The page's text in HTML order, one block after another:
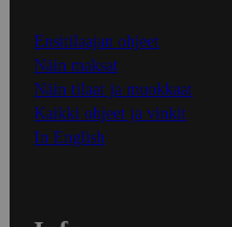
Ensitilaajan ohjeet
Näin maksat
Näin tilaat ja muokkaat
Kaikki ohjeet ja vinkit
In English